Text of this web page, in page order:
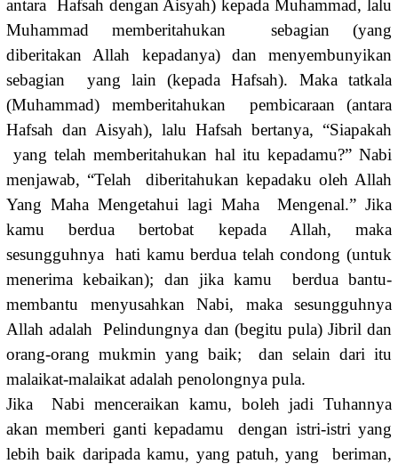
antara Hafsah dengan Aisyah) kepada Muhammad, lalu
Muhammad memberitahukan sebagian (yang
diberitakan Allah kepadanya) dan menyembunyikan
sebagian yang lain (kepada Hafsah). Maka tatkala
(Muhammad) memberitahukan pembicaraan (antara
Hafsah dan Aisyah), lalu Hafsah bertanya, “Siapakah
yang telah memberitahukan hal itu kepadamu?” Nabi
menjawab, “Telah diberitahukan kepadaku oleh Allah
Yang Maha Mengetahui lagi Maha Mengenal.” Jika
kamu berdua bertobat kepada Allah, maka
sesungguhnya hati kamu berdua telah condong (untuk
menerima kebaikan); dan jika kamu berdua bantu-
membantu menyusahkan Nabi, maka sesungguhnya
Allah adalah Pelindungnya dan (begitu pula) Jibril dan
orang-orang mukmin yang baik; dan selain dari itu
malaikat-malaikat adalah penolongnya pula.
Jika Nabi menceraikan kamu, boleh jadi Tuhannya
akan memberi ganti kepadamu dengan istri-istri yang
lebih baik daripada kamu, yang patuh, yang beriman,